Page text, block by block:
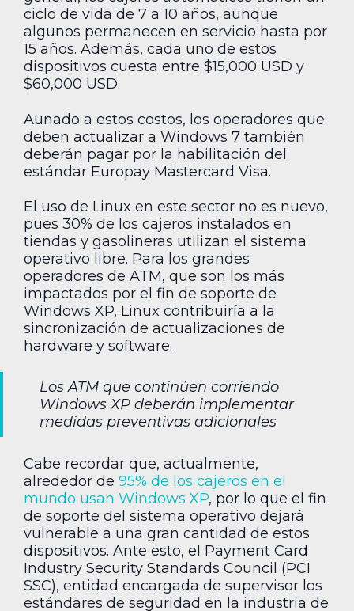
ciclo de vida de 7 a 10 años, aunque
algunos permanecen en servicio hasta por
15 años. Además, cada uno de estos
dispositivos cuesta entre $15,000 USD y
$60,000 USD.
Aunado a estos costos, los operadores que
deben actualizar a Windows 7 también
deberán pagar por la habilitación del
estándar Europay Mastercard Visa.
El uso de Linux en este sector no es nuevo,
pues 30% de los cajeros instalados en
tiendas y gasolineras utilizan el sistema
operativo libre. Para los grandes
operadores de ATM, que son los más
impactados por el fin de soporte de
Windows XP, Linux contribuiría a la
sincronización de actualizaciones de
hardware y software.
Los ATM que continúen corriendo
Windows XP deberán implementar
medidas preventivas adicionales
Cabe recordar que, actualmente,
alrededor de 95% de los cajeros en el
mundo usan Windows XP, por lo que el fin
de soporte del sistema operativo dejará
vulnerable a una gran cantidad de estos
dispositivos. Ante esto, el Payment Card
Industry Security Standards Council (PCI
SSC), entidad encargada de supervisor los
estándares de seguridad en la industria de